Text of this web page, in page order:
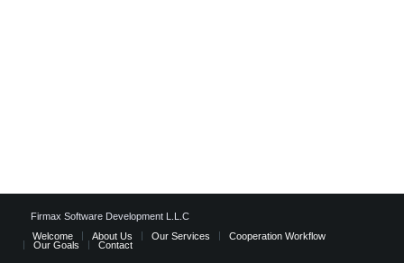
Firmax Software Development L.L.C
Welcome
About Us Our Services
Cooperation Workflow
Our Goals
Contact